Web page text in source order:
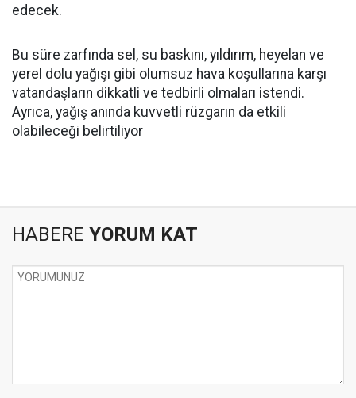
edecek.
Bu süre zarfında sel, su baskını, yıldırım, heyelan ve
yerel dolu yağışı gibi olumsuz hava koşullarına karşı
vatandaşların dikkatli ve tedbirli olmaları istendi.
Ayrıca, yağış anında kuvvetli rüzgarın da etkili
olabileceği belirtiliyor
HABERE YORUM KAT